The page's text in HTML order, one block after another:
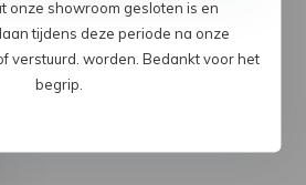
onze showroom gesloten is en
tijdens deze periode na onze
verstuurd. worden. Bedankt voor het
begrip.